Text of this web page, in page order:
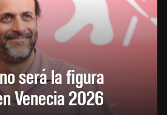
será la figura
Venecia 2026